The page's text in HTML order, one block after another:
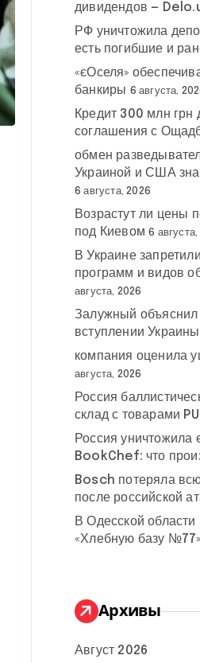
дивидендов —
РФ уничтожила
есть погибшие и
«єОселя»
банкиры 6 августа,
Кредит 300 млн грн
соглашения с
обмен
Украиной и США
6 августа, 2026
Возрастут ли цены
под Киевом 6
В Украине
программ и видов
августа, 2026
Залужный объяснил
вступлении
компания оценила
августа, 2026
Россия
склад с товарами
Россия уничтожила
BookChef: что
Bosch потеряла
после российской
В Одесской
«Хлебную базу
Архивы
Август 2026